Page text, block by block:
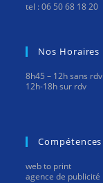
tel : 06 50 68 18 20
Nos Horaires
8h45 – 12h sans rdv
12h-18h sur rdv
Compétences
web to print
agence de publicité